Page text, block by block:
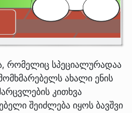
რომელიც სპეციალურადაა
ახალი ენის
კითხვა
შეიძლება იყოს ბავშვი